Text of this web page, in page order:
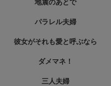
地震のあとで
パラレル夫婦
彼女がそれも愛と呼ぶなら
ダメマネ！
三人夫婦